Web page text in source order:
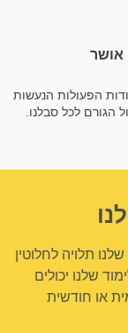
אושר
הפעולות הנעשות
לכל סבלנו.
תלויה לחלוטין
שלנו יכולים
או חודשית